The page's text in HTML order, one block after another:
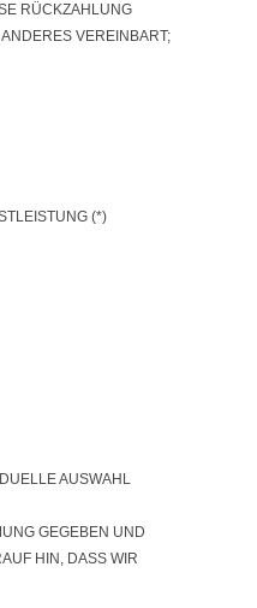
RÜCKZAHLUNG V
VEREINBART; I
(*)
AUSWAHL
GEGEBEN UND
HIN, DASS WIR